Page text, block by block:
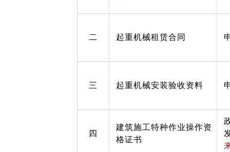
二 起重机械租赁合同
三 起重机械安装验收资料
四
建筑施工特种作业操作资
格证书